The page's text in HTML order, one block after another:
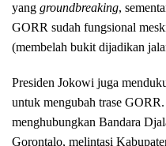
yang groundbreaking,
GORR sudah fungsional
(membelah bukit dijadikan
Presiden Jokowi juga
untuk mengubah trase
menghubungkan Bandara
Gorontalo, melintasi